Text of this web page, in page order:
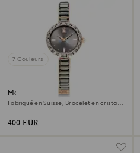
7 Couleurs
Montre Matrix bangle
Fabriqué en Suisse, Bracelet en cristal,
400 EUR